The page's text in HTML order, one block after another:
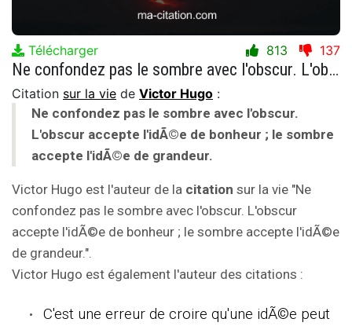
Télécharger 813 137
Ne confondez pas le sombre avec l'obscur. L'obscur accepte l'idÃ©e de bonheur ; le sombre accepte l'idÃ©e de grandeur.
Citation sur la vie de Victor Hugo :
Ne confondez pas le sombre avec l'obscur.
L'obscur accepte l'idÃ©e de bonheur ; le sombre
accepte l'idÃ©e de grandeur.
Victor Hugo est l'auteur de la citation sur la vie "Ne
confondez pas le sombre avec l'obscur. L'obscur
accepte l'idÃ©e de bonheur ; le sombre accepte l'idÃ©e
de grandeur.".
Victor Hugo est également l'auteur des citations :
C'est une erreur de croire qu'une idÃ©e peut